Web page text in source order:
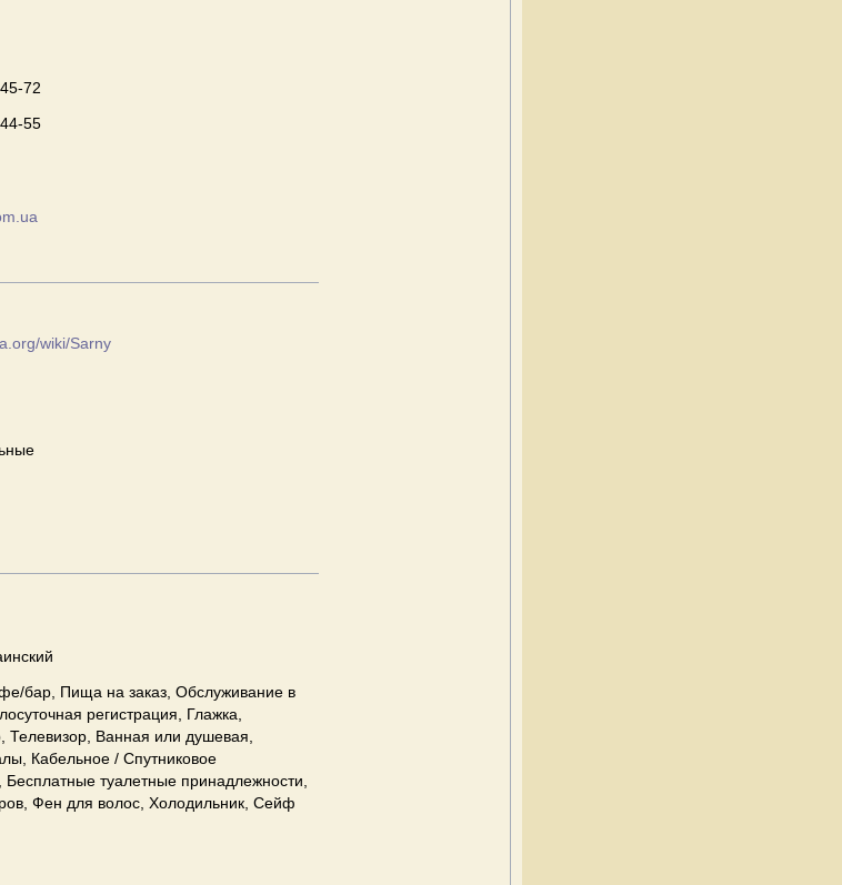
72
55
wiki/Sarny
бар, Пища на заказ, Обслуживание в
регистрация, Глажка,
Телевизор, Ванная или душевая,
Кабельное / Спутниковое
Бесплатные туалетные принадлежности,
Фен для волос, Холодильник, Сейф